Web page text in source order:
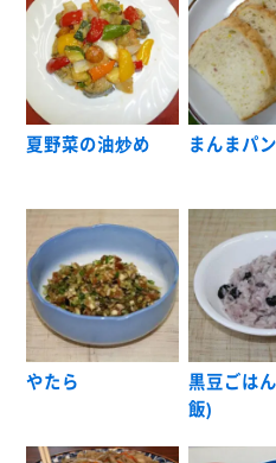
夏野菜の油炒め まんまパン
やたら
黒豆ごは
飯)